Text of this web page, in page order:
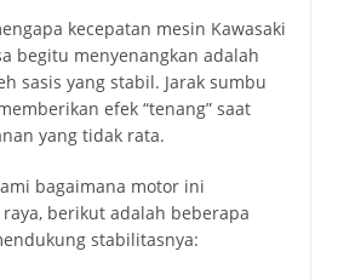
kecepatan mesin Kawasaki
begitu menyenangkan adalah
sasis yang stabil. Jarak sumbu
efek “tenang” saat
yang tidak rata.
bagaimana motor ini
berikut adalah beberapa
stabilitasnya: